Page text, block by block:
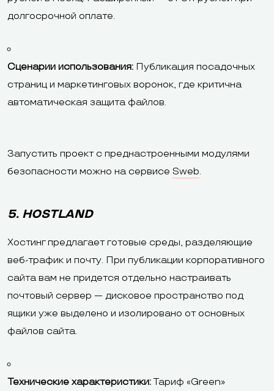
долгосрочной оплате.
Сценарии использования: Публикация посадочных
страниц и маркетинговых воронок, где критична
автоматическая защита файлов.
Запустить проект с преднастроенными модулями
безопасности можно на сервисе Sweb.
5. HOSTLAND
Хостинг предлагает готовые среды, разделяющие
веб-трафик и почту. При публикации корпоративного
сайта вам не придется отдельно настраивать
почтовый сервер — дисковое пространство под
ящики уже выделено и изолировано от основных
файлов сайта.
Технические характеристики:Тариф «Green»